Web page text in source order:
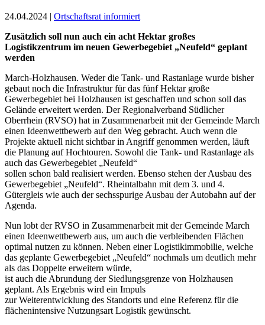
24.04.2024 | Ortschaftsrat informiert
Zusätzlich soll nun auch ein acht Hektar großes
Logistikzentrum im neuen Gewerbegebiet „Neufeld“ geplant
werden
March-Holzhausen. Weder die Tank- und Rastanlage wurde bisher
gebaut noch die Infrastruktur für das fünf Hektar große
Gewerbegebiet bei Holzhausen ist geschaffen und schon soll das
Gelände erweitert werden. Der Regionalverband Südlicher
Oberrhein (RVSO) hat in Zusammenarbeit mit der Gemeinde March
einen Ideenwettbewerb auf den Weg gebracht. Auch wenn die
Projekte aktuell nicht sichtbar in Angriff genommen werden, läuft
die Planung auf Hochtouren. Sowohl die Tank- und Rastanlage als
auch das Gewerbegebiet „Neufeld“
sollen schon bald realisiert werden. Ebenso stehen der Ausbau des
Gewerbegebiet „Neufeld“. Rheintalbahn mit dem 3. und 4.
Gütergleis wie auch der sechsspurige Ausbau der Autobahn auf der
Agenda.
Nun lobt der RVSO in Zusammenarbeit mit der Gemeinde March
einen Ideenwettbewerb aus, um auch die verbleibenden Flächen
optimal nutzen zu können. Neben einer Logistikimmobilie, welche
das geplante Gewerbegebiet „Neufeld“ nochmals um deutlich mehr
als das Doppelte erweitern würde,
ist auch die Abrundung der Siedlungsgrenze von Holzhausen
geplant. Als Ergebnis wird ein Impuls
zur Weiterentwicklung des Standorts und eine Referenz für die
flächenintensive Nutzungsart Logistik gewünscht.